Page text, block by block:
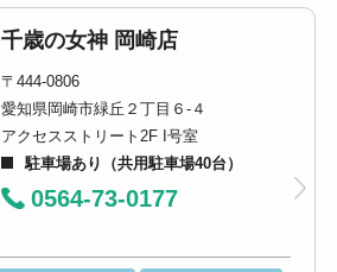
千歳の女神 岡崎店
〒444-0806
愛知県岡崎市緑丘２丁目６-４
アクセスストリート2F I号室
駐車場あり（共用駐車場40台）
0564-73-0177